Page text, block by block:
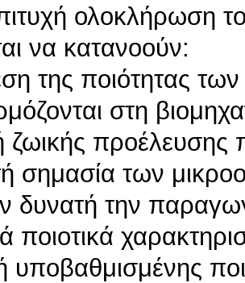
ολοκλήρωση
να κατανοούν:
της ποιότητας των
στη
ζωικής
σημασία των
δυνατή την
ποιοτικά